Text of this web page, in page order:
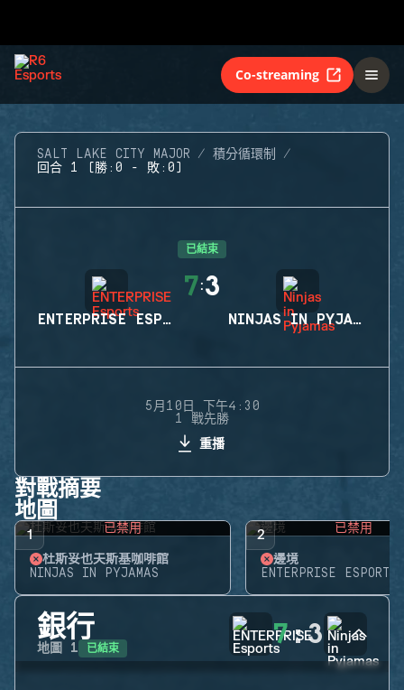
Co-streaming
SALT LAKE CITY MAJOR
積分循環制
回合 1 (勝:0 - 敗:0)
已結束
ENTERPRISE ESPORTS
7:3
NINJAS IN PYJAMAS
5月10日 下午4:30
1 戰先勝
重播
對戰摘要
地圖
1 已禁用
杜斯妥也夫斯基咖啡館
NINJAS IN PYJAMAS
2 已禁用
邊境
ENTERPRISE ESPORTS
銀行
地圖 1 已結束 7:3